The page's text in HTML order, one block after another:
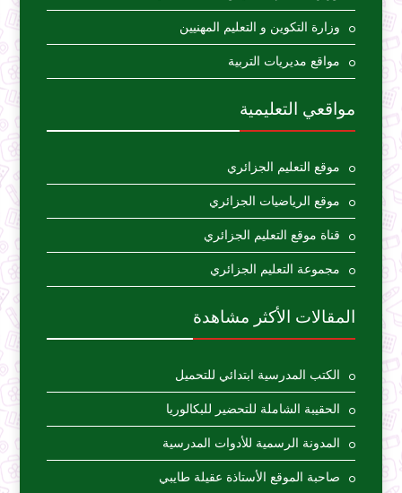
وزارة التكوين و التعليم المهنيين
مواقع مديريات التربية
مواقعي التعليمية
موقع التعليم الجزائري
موقع الرياضيات الجزائري
قناة موقع التعليم الجزائري
مجموعة التعليم الجزائري
المقالات الأكثر مشاهدة
الكتب المدرسية ابتدائي للتحميل
الحقيبة الشاملة للتحضير للبكالوريا
المدونة الرسمية للأدوات المدرسية
صاحبة الموقع الأستاذة عقيلة طايبي